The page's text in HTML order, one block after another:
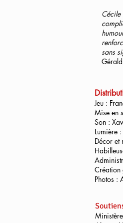
Jeu :
Mise en
Son :
Lumière
Décor
Création
Photos :
sans